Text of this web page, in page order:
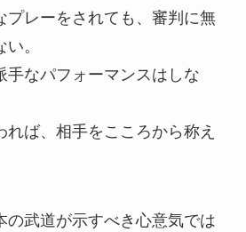
プレーをされても、審判に無
。
手なパフォーマンスはしな
れば、相手をこころから称え
の武道が示すべき心意気では